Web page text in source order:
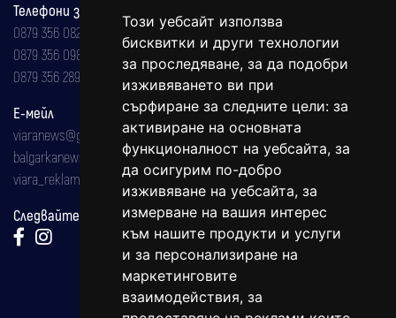
Този уебсайт използва
бисквитки и други технологии
за проследяване, за да подобри
изживяването ви при
сърфиране за следните цели: за
активиране на основната
функционалност на уебсайта, за
да осигурим по-добро
изживяване на уебсайта, за
измерване на вашия интерес
към нашите продукти и услуги
и за персонализиране на
маркетинговите
взаимодействия, за
Телефони за реклама и абонаменти
0879 356 082
0879 356 098
0879 356 289
Е-мейл
viaranews@gmail.com
balgarkanews@gmail.com
viara_reklama@mail.bg
Следвайте ни: